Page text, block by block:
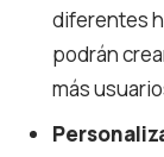
diferentes
podrán
más